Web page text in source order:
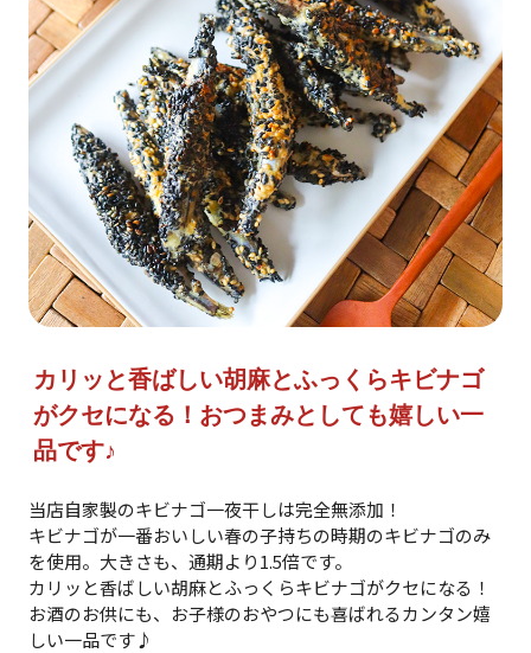
カリッと香ばしい胡麻とふっくらキビナゴ
がクセになる！おつまみとしても嬉しい一
品です♪
当店自家製のキビナゴ一夜干しは完全無添加！
キビナゴが一番おいしい春の子持ちの時期のキビナゴのみ
を使用。大きさも、通期より1.5倍です。
カリッと香ばしい胡麻とふっくらキビナゴがクセになる！
お酒のお供にも、お子様のおやつにも喜ばれるカンタン嬉
しい一品です♪